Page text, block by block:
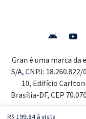
R$ 199,84 à vista
Gran é uma marca da
S/A, CNPJ:
10, Edifício Carlton
Brasília-DF, CEP